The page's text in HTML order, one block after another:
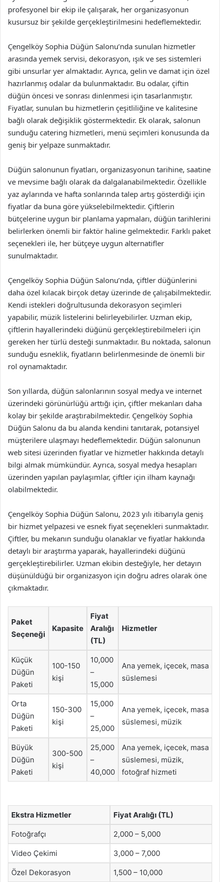
profesyonel bir ekip ile çalışarak, her organizasyonun
kusursuz bir şekilde gerçekleştirilmesini hedeflemektedir.
Çengelköy Sophia Düğün Salonu’nda sunulan hizmetler
arasında yemek servisi, dekorasyon, ışık ve ses sistemleri
gibi unsurlar yer almaktadır. Ayrıca, gelin ve damat için özel
hazırlanmış odalar da bulunmaktadır. Bu odalar, çiftin
düğün öncesi ve sonrası dinlenmesi için tasarlanmıştır.
Fiyatlar, sunulan bu hizmetlerin çeşitliliğine ve kalitesine
bağlı olarak değişiklik göstermektedir. Ek olarak, salonun
sunduğu catering hizmetleri, menü seçimleri konusunda da
geniş bir yelpaze sunmaktadır.
Düğün salonunun fiyatları, organizasyonun tarihine, saatine
ve mevsime bağlı olarak da dalgalanabilmektedir. Özellikle
yaz aylarında ve hafta sonlarında talep artış gösterdiği için
fiyatlar da buna göre yükselebilmektedir. Çiftlerin
bütçelerine uygun bir planlama yapmaları, düğün tarihlerini
belirlerken önemli bir faktör haline gelmektedir. Farklı paket
seçenekleri ile, her bütçeye uygun alternatifler
sunulmaktadır.
Çengelköy Sophia Düğün Salonu’nda, çiftler düğünlerini
daha özel kılacak birçok detay üzerinde de çalışabilmektedir.
Kendi istekleri doğrultusunda dekorasyon seçimleri
yapabilir, müzik listelerini belirleyebilirler. Uzman ekip,
çiftlerin hayallerindeki düğünü gerçekleştirebilmeleri için
gereken her türlü desteği sunmaktadır. Bu noktada, salonun
sunduğu esneklik, fiyatların belirlenmesinde de önemli bir
rol oynamaktadır.
Son yıllarda, düğün salonlarının sosyal medya ve internet
üzerindeki görünürlüğü arttığı için, çiftler mekanları daha
kolay bir şekilde araştırabilmektedir. Çengelköy Sophia
Düğün Salonu da bu alanda kendini tanıtarak, potansiyel
müşterilere ulaşmayı hedeflemektedir. Düğün salonunun
web sitesi üzerinden fiyatlar ve hizmetler hakkında detaylı
bilgi almak mümkündür. Ayrıca, sosyal medya hesapları
üzerinden yapılan paylaşımlar, çiftler için ilham kaynağı
olabilmektedir.
Çengelköy Sophia Düğün Salonu, 2023 yılı itibarıyla geniş
bir hizmet yelpazesi ve esnek fiyat seçenekleri sunmaktadır.
Çiftler, bu mekanın sunduğu olanaklar ve fiyatlar hakkında
detaylı bir araştırma yaparak, hayallerindeki düğünü
gerçekleştirebilirler. Uzman ekibin desteğiyle, her detayın
düşünüldüğü bir organizasyon için doğru adres olarak öne
çıkmaktadır.
Paket
Seçeneği
Kapasite
Fiyat
Aralığı
(TL)
Hizmetler
Küçük
Düğün
Paketi
100-150
kişi
10,000
–
15,000
Ana yemek, içecek, masa
süslemesi
Orta
Düğün
Paketi
150-300
kişi
15,000
–
25,000
Ana yemek, içecek, masa
süslemesi, müzik
Büyük
Düğün
Paketi
300-500
kişi
25,000
–
40,000
Ana yemek, içecek, masa
süslemesi, müzik,
fotoğraf hizmeti
Ekstra Hizmetler Fiyat Aralığı (TL)
Fotoğrafçı 2,000 – 5,000
Video Çekimi 3,000 – 7,000
Özel Dekorasyon 1,500 – 10,000